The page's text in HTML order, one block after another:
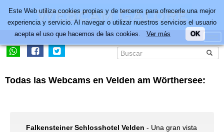
Todas las Webcams en Velden am Wörthersee:
Falkensteiner Schlosshotel Velden - Una gran vista
Este Web utiliza cookies propias y de terceros para ofrecerle una mejor
experiencia y servicio. Al navegar o utilizar nuestros servicios el usuario
acepta el uso que hacemos de las cookies. Ver más OK